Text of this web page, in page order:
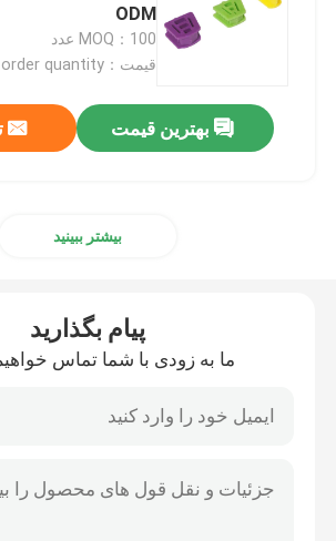
ODM
MOQ：100 عدد
قیمت：Depends on the order quantity
بهترین قیمت
بیشتر ببینید
پیام بگذارید
ما به زودی با شما تماس